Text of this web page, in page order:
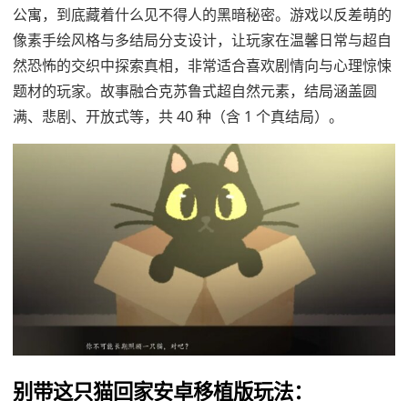
公寓，到底藏着什么见不得人的黑暗秘密。游戏以反差萌的
像素手绘风格与多结局分支设计，让玩家在温馨日常与超自
然恐怖的交织中探索真相，非常适合喜欢剧情向与心理惊悚
题材的玩家。故事融合克苏鲁式超自然元素，结局涵盖圆
满、悲剧、开放式等，共 40 种（含 1 个真结局）。
别带这只猫回家安卓移植版玩法：